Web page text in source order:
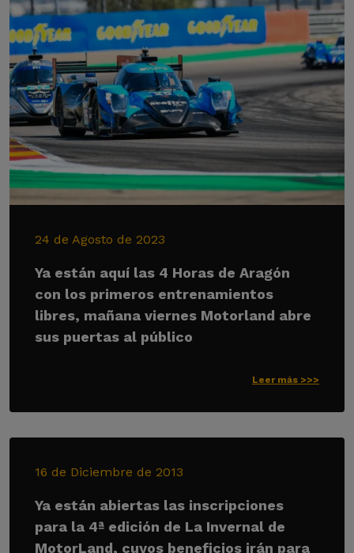
24 de Agosto de 2023
Ya están aquí las 4 Horas de Aragón
con los primeros entrenamientos
libres, mañana viernes Motorland abre
sus puertas al público
Leer más >>>
16 de Diciembre de 2013
Ya están abiertas las inscripciones
para la 4ª edición de La Invernal de
MotorLand, cuyos beneficios irán para